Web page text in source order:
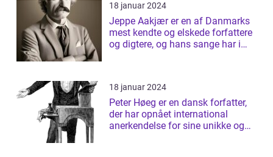
18 januar 2024
Jeppe Aakjær er en af Danmarks
mest kendte og elskede forfattere
og digtere, og hans sange har i
18 januar 2024
Peter Høeg er en dansk forfatter,
der har opnået international
anerkendelse for sine unikke og